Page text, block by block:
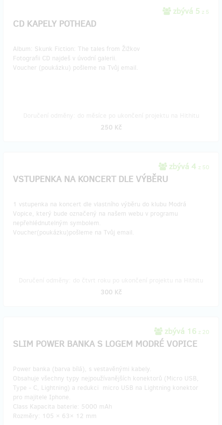
zbývá 5 z 5
CD KAPELY POTHEAD
Album: Skunk Fiction: The tales from Žižkov
Fotografii CD najdeš v úvodní galerii.
Voucher (poukázku) pošleme na Tvůj email.
250 Kč
zbývá 4 z 50
VSTUPENKA NA KONCERT DLE VÝBĚRU
1 vstupenka na koncert dle vlastního výběru do klubu Modrá
Vopice, který bude označený na našem webu v programu
nepřehlédnutelným symbolem.
Voucher(poukázku)pošleme na Tvůj email.
300 Kč
zbývá 16 z 20
SLIM POWER BANKA S LOGEM MODRÉ VOPICE
Power banka (barva bílá), s vestavěnými kabely.
Obsahuje všechny typy nejpoužívanějších konektorů (Micro USB,
Type - C, Lightning) a redukci micro USB na Lightning konektor
pro majitele Iphone.
Class Kapacita baterie: 5000 mAh
Rozměry: 105 × 63× 12 mm